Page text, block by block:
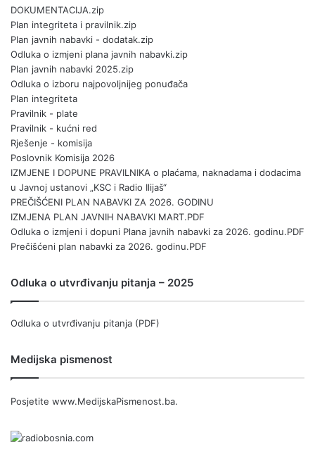
DOKUMENTACIJA.zip
Plan integriteta i pravilnik.zip
Plan javnih nabavki - dodatak.zip
Odluka o izmjeni plana javnih nabavki.zip
Plan javnih nabavki 2025.zip
Odluka o izboru najpovoljnijeg ponuđača
Plan integriteta
Pravilnik - plate
Pravilnik - kućni red
Rješenje - komisija
Poslovnik Komisija 2026
IZMJENE I DOPUNE PRAVILNIKA o plaćama, naknadama i dodacima
u Javnoj ustanovi „KSC i Radio Ilijaš“
PREČIŠĆENI PLAN NABAVKI ZA 2026. GODINU
IZMJENA PLAN JAVNIH NABAVKI MART.PDF
Odluka o izmjeni i dopuni Plana javnih nabavki za 2026. godinu.PDF
Prečišćeni plan nabavki za 2026. godinu.PDF
Odluka o utvrđivanju pitanja – 2025
Odluka o utvrđivanju pitanja (PDF)
Medijska pismenost
Posjetite www.MedijskaPismenost.ba.